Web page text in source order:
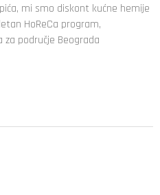
mi smo diskont kućne hemije
HoReCa program,
za područje Beograda